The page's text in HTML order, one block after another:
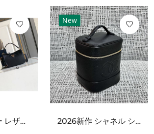
ミニショルダー レザー調 ワンハンドルデザイン PRADA プラダ コピー バッグ ゴールドロゴ カラーバリエーション豊富 2WAY通勤スタイル
New
2026新作 シャネル ショルダーバッグクロスボディバッグ 最新商品即完売必至｜CHANEL人気作